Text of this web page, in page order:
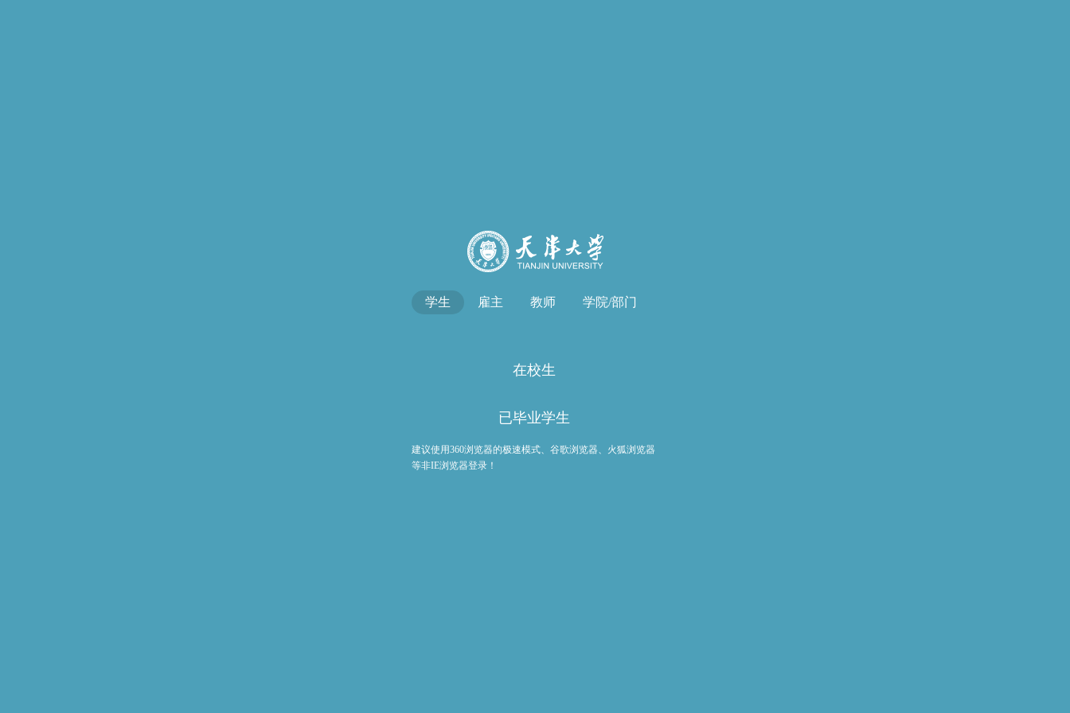
学生 雇主 教师 学院/部门
在校生
已毕业学生
建议使用360浏览器的极速模式、谷歌浏览器、火狐浏览器
等非IE浏览器登录！